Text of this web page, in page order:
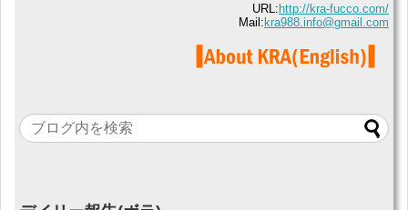
URL: http://kra-fucco.com/
Mail: kra988.info@gmail.com